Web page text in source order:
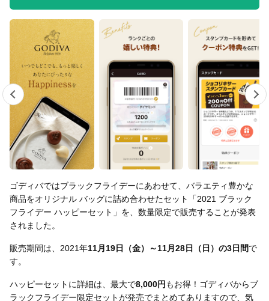
ゴディバではブラックフライデーにあわせて、バラエティ豊かな
商品をオリジナル バッグに詰め合わせたセット「2021 ブラック
フライデー ハッピーセット」を、数量限定で販売することが発表
されました。
販売期間は、2021年11月19日（金）～11月28日（日）の3日間で
す。
ハッピーセットに詳細は、最大で8,000円 もお得！ゴディバからブ
ラックフライデー限定セットが発売でまとめてありますので、気